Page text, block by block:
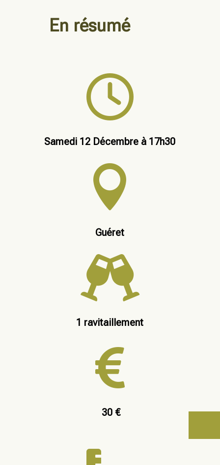
En résumé

Samedi 12 Décembre à 17h30

Guéret

1 ravitaillement

30 €